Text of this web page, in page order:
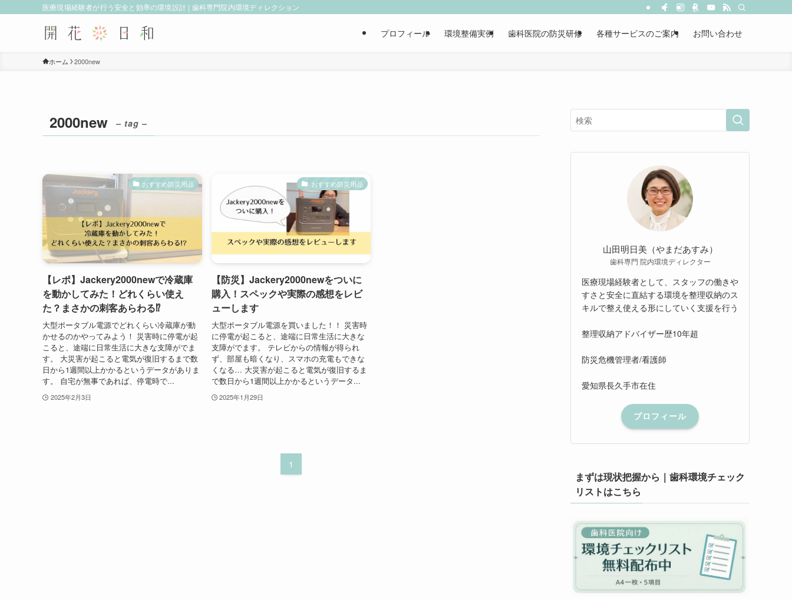
医療現場経験者が行う安全と効率の環境設計 | 歯科専門院内環境ディレクション
プロフィール 環境整備実例 歯科医院の防災研修 各種サービスのご案内 お問い合わせ
ホーム 2000new
2000new – tag –
おすすめ防災用品
【レポ】Jackery2000newで冷蔵庫
を動かしてみた！どれくらい使え
た？まさかの刺客あらわる⁉
大型ポータブル電源でどれくらい冷蔵庫が動
かせるのかやってみよう！ 災害時に停電が起
こると、途端に日常生活に大きな支障がでま
す。 大災害が起こると電気が復旧するまで数
日から1週間以上かかるというデータがありま
す。 自宅が無事であれば、停電時で...
2025年2月3日
おすすめ防災用品
【防災】Jackery2000newをついに
購入！スペックや実際の感想をレビ
ューします
大型ポータブル電源を買いました！！ 災害時
に停電が起こると、途端に日常生活に大きな
支障がでます。 テレビからの情報が得られ
ず、部屋も暗くなり、スマホの充電もできな
くなる… 大災害が起こると電気が復旧するま
で数日から1週間以上かかるというデータ...
2025年1月29日
1
山田明日美（やまだあすみ）
歯科専門 院内環境ディレクター
医療現場経験者として、スタッフの働きや
すさと安全に直結する環境を整理収納のス
キルで整え使える形にしていく支援を行う
整理収納アドバイザー歴10年超
防災危機管理者/看護師
愛知県長久手市在住
プロフィール
まずは現状把握から｜歯科環境チェック
リストはこちら